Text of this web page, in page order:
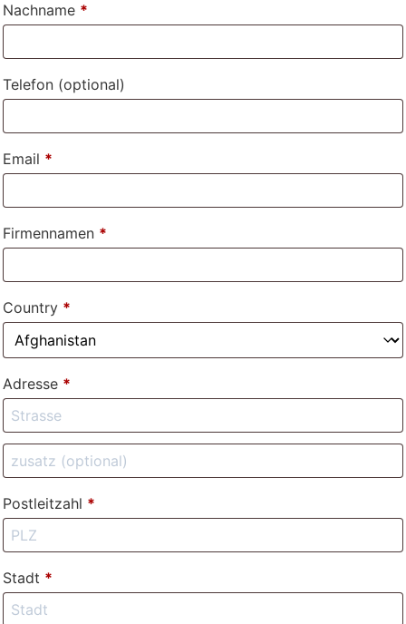
Nachname *
Telefon (optional)
Email *
Firmennamen *
Country *
Adresse *
Postleitzahl *
Stadt *